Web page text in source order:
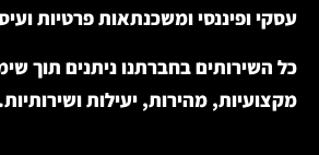
עסקי ופיננסי ומשכנתאות פרטיות
כל השירותים בחברתנו ניתנים תוך
מקצועיות, מהירות, יעילות ושירותיות.